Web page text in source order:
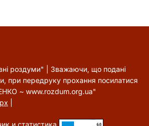
роздуми" | Зважаючи, що подані
при передруку прохання посилатися
~ www.rozdum.org.ua"